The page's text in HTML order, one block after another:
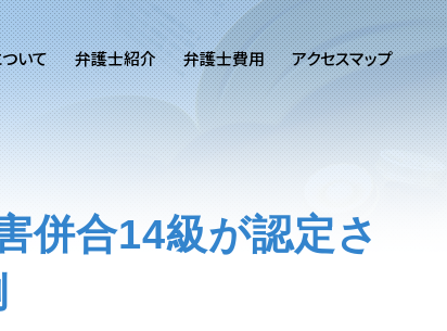
いて 弁護士紹介 弁護士費用 アクセスマップ
併合14級が認定さ